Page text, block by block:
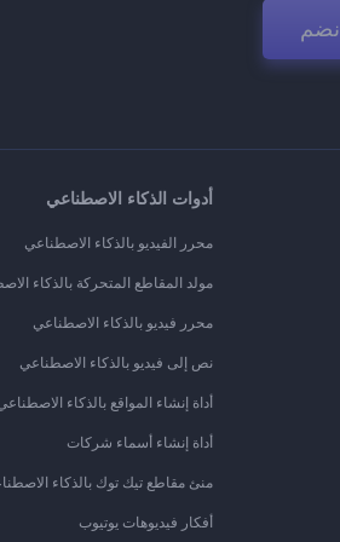
انضم
أدوات الذكاء الاصطناعي
محرر الفيديو بالذكاء الاصطناعي
مولد المقاطع المتحركة بالذكاء
محرر فيديو بالذكاء الاصطناعي
نص إلى فيديو بالذكاء الاصطناعي
أداة إنشاء المواقع بالذكاء
أداة إنشاء أسماء شركات
منئ مقاطع تيك توك بالذكاء
أفكار فيديوهات يوتيوب